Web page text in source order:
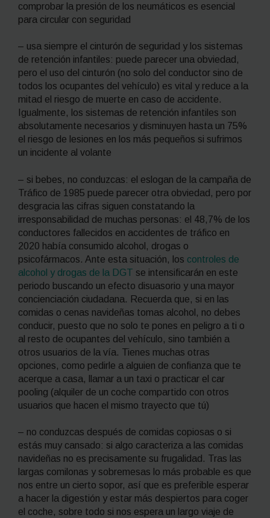
comprobar la presión de los neumáticos es esencial
para circular con seguridad
– usa siempre el cinturón de seguridad y los sistemas
de retención infantiles: puede parecer una obviedad,
pero el uso del cinturón (no solo del conductor sino de
todos los ocupantes del vehículo) es vital y reduce a la
mitad el riesgo de muerte en caso de accidente.
Igualmente, los sistemas de retención infantiles son
absolutamente necesarios y disminuyen hasta un 75%
el riesgo de lesiones en los más pequeños si sufrimos
un incidente al volante
– si bebes, no conduzcas: el eslogan de la campaña de
Tráfico de 1985 puede parecer otra obviedad, pero por
desgracia las cifras siguen constatando la
irresponsabilidad de muchas personas: el 48,7% de los
conductores fallecidos en accidentes de tráfico en
2020 había consumido alcohol, drogas o
psicofármacos. Ante esta situación, los controles de
alcohol y drogas de la DGT se intensificarán en este
periodo buscando un efecto disuasorio y una mayor
concienciación ciudadana. Recuerda que, si en las
comidas o cenas navideñas tomas alcohol, no debes
conducir, puesto que no solo te pones en peligro a ti o
al resto de ocupantes del vehículo, sino también a
otros usuarios de la vía. Tienes muchas otras
opciones, como pedirle a alguien de confianza que te
acerque a casa, llamar a un taxi o practicar el car
pooling (alquiler de un coche compartido con otros
usuarios que hacen el mismo trayecto que tú)
– no conduzcas después de comidas copiosas o si
estás muy cansado: si algo caracteriza a las comidas
navideñas no es precisamente su frugalidad. Tras las
largas comilonas y sobremesas lo más probable es que
nos entre un cierto sopor, así que es preferible esperar
a hacer la digestión y estar más despiertos para coger
el coche, sobre todo si nos espera un largo viaje de